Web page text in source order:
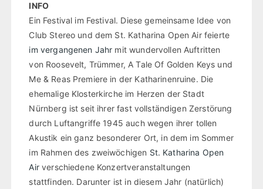
INFO
Ein Festival im Festival. Diese gemeinsame Idee von
Club Stereo und dem St. Katharina Open Air feierte
im vergangenen Jahr mit wundervollen Auftritten
von Roosevelt, Trümmer, A Tale Of Golden Keys und
Me & Reas Premiere in der Katharinenruine. Die
ehemalige Klosterkirche im Herzen der Stadt
Nürnberg ist seit ihrer fast vollständigen Zerstörung
durch Luftangriffe 1945 auch wegen ihrer tollen
Akustik ein ganz besonderer Ort, in dem im Sommer
im Rahmen des zweiwöchigen St. Katharina Open
Airverschiedene Konzertveranstaltungen
stattfinden. Darunter ist in diesem Jahr (natürlich)